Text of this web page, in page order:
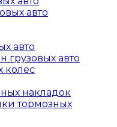
авто
авто
грузовых авто
колес
накладок
тормозных